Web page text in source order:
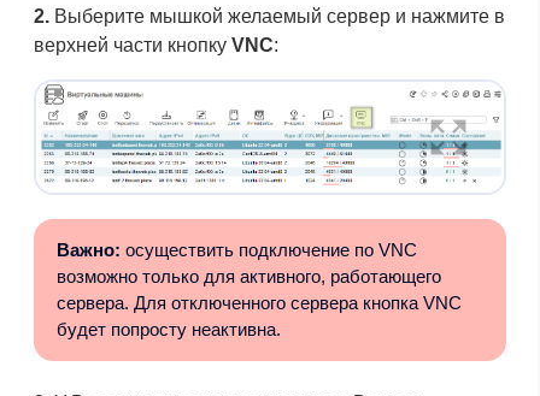
2. Выберите мышкой желаемый сервер и нажмите в
верхней части кнопку VNC:
Важно: осуществить подключение по VNC
возможно только для активного, работающего
сервера. Для отключенного сервера кнопка VNC
будет попросту неактивна.